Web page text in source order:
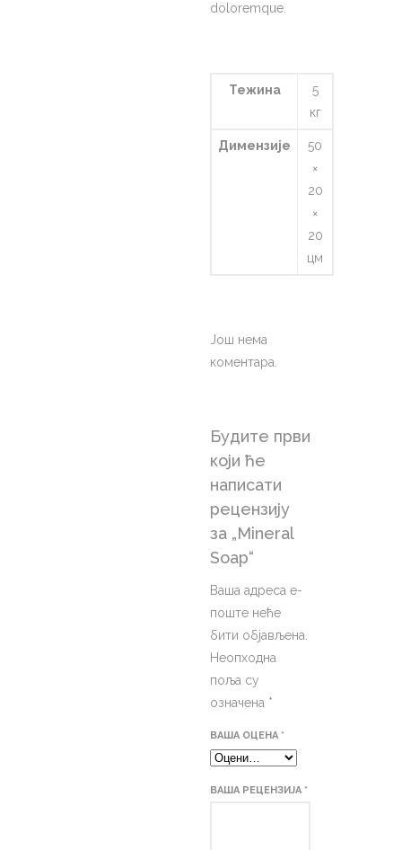
doloremque.
Тежина
5
кг
Димензије
50
×
20
×
20
цм
Још нема
коментара.
Будите први
који ће
написати
рецензију
за „Mineral
Soap“
Ваша адреса е-
поште неће
бити објављена.
Неопходна
поља су
означена *
ВАША ОЦЕНА *
ВАША РЕЦЕНЗИЈА *